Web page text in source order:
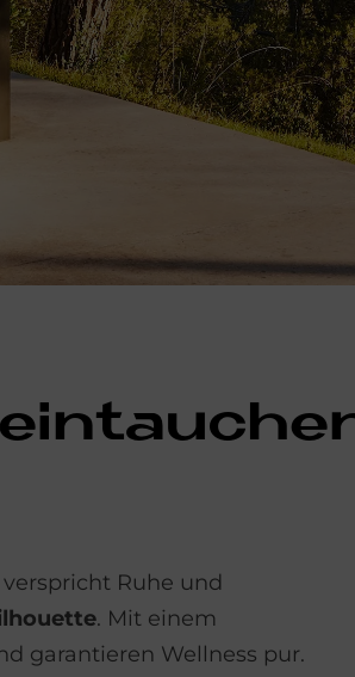
Ruhe und
. Mit einem
garantieren Wellness pur.